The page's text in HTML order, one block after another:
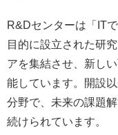
R&Dセンターは「IT
目的に設立された研
アを集結させ、新し
能しています。開設
分野で、未来の課題
続けられています。